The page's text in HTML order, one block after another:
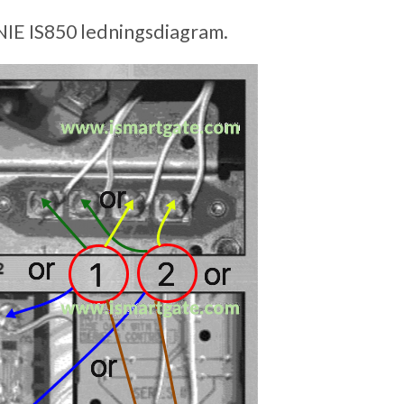
IS850 ledningsdiagram.